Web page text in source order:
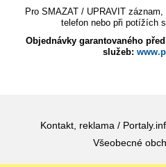
Pro SMAZAT / UPRAVIT
telefon nebo při potížích
Objednávky garantovaného
služeb:
Kontakt, reklama /
Všeobecné